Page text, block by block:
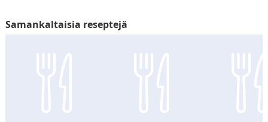
Samankaltaisia reseptejä